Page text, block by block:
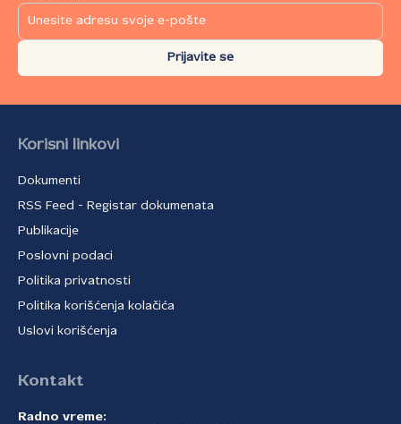
Prijavite se
Korisni linkovi
Dokumenti
RSS Feed - Registar dokumenata
Publikacije
Poslovni podaci
Politika privatnosti
Politika korišćenja kolačića
Uslovi korišćenja
Kontakt
Radno vreme: